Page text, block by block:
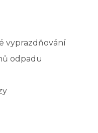
vyprazdňování
odpadu